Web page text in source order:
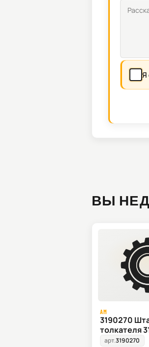
Я
ВЫ
AM
3190270
толкателя
арт.3190270